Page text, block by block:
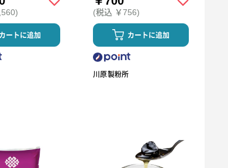
カートに追加
(税込 ￥756)
カートに追加
川原製粉所